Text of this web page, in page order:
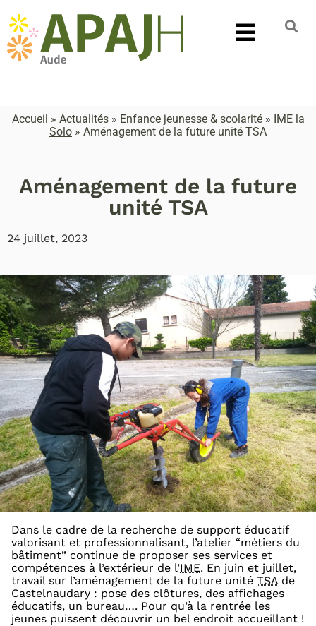
Accueil » Actualités» Enfance jeunesse & scolarité» IME la
Solo » Aménagement de la future unité TSA
Aménagement de la future
unité TSA
24 juillet, 2023
Dans le cadre de la recherche de support éducatif
valorisant et professionnalisant, l’atelier “métiers du
bâtiment” continue de proposer ses services et
compétences à l’extérieur de l’IME. En juin et juillet,
travail sur l’aménagement de la future unité TSA de
Castelnaudary : pose des clôtures, des affichages
éducatifs, un bureau…. Pour qu’à la rentrée les
jeunes puissent découvrir un bel endroit accueillant !